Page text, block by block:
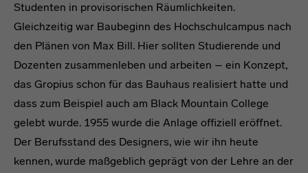
Studenten in provisorischen Räumlichkeiten.
Gleichzeitig war Baubeginn des Hochschulcampus nach
den Plänen von Max Bill. Hier sollten Studierende und
Dozenten zusammenleben und arbeiten – ein Konzept,
das Gropius schon für das Bauhaus realisiert hatte und
dass zum Beispiel auch am Black Mountain College
gelebt wurde. 1955 wurde die Anlage offiziell eröffnet.
Der Berufsstand des Designers, wie wir ihn heute
kennen, wurde maßgeblich geprägt von der Lehre an der